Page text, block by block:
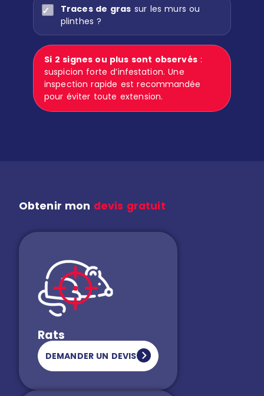
Traces de gras sur les murs ou
plinthes ?
Si 2 signes ou plus sont observés:
suspicion forte d’infestation. Une
inspection rapide est recommandée
pour éviter toute extension.
Obtenir mon devis gratuit
Rats
DEMANDER UN DEVIS